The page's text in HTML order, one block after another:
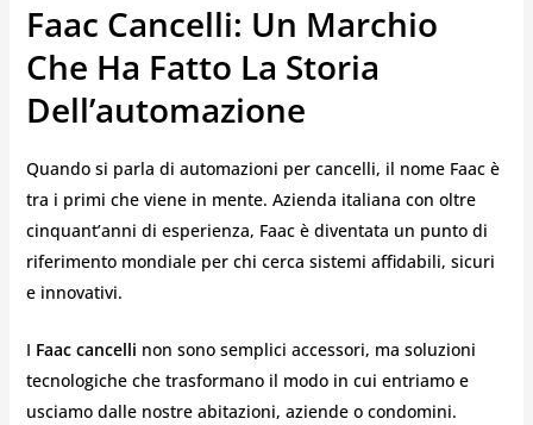
Faac Cancelli: Un Marchio
Che Ha Fatto La Storia
Dell’automazione
Quando si parla di automazioni per cancelli, il nome Faac è
tra i primi che viene in mente. Azienda italiana con oltre
cinquant’anni di esperienza, Faac è diventata un punto di
riferimento mondiale per chi cerca sistemi affidabili, sicuri
e innovativi.
I Faac cancelli non sono semplici accessori, ma soluzioni
tecnologiche che trasformano il modo in cui entriamo e
usciamo dalle nostre abitazioni, aziende o condomini.